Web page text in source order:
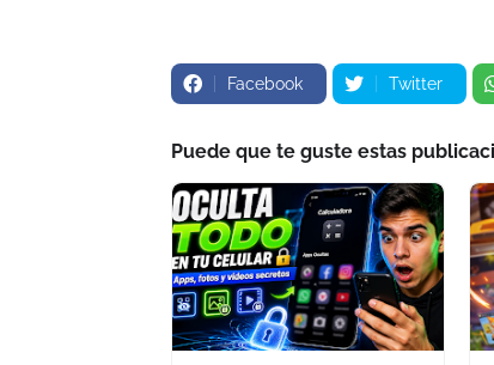
Facebook Twitter
Puede que te guste estas